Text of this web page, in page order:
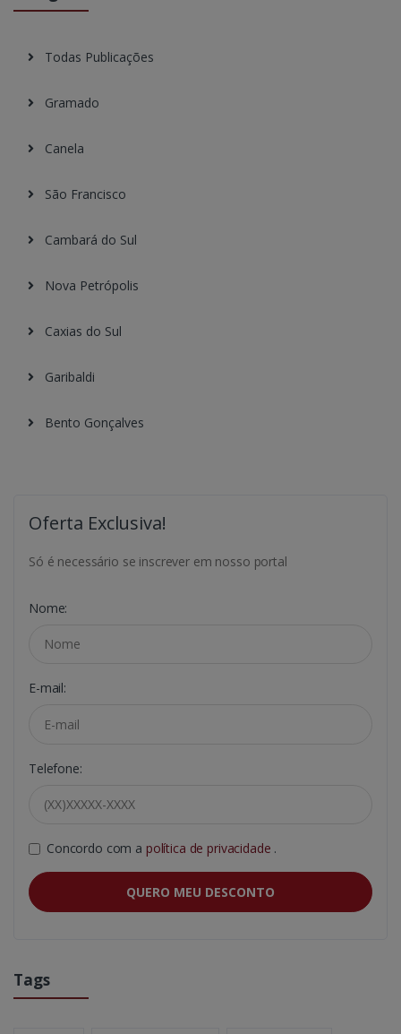
Todas Publicações
Gramado
Canela
São Francisco
Cambará do Sul
Nova Petrópolis
Caxias do Sul
Garibaldi
Bento Gonçalves
Oferta Exclusiva!
Só é necessário se inscrever em nosso portal
Nome:
E-mail:
Telefone:
Concordo com a política de privacidade .
QUERO MEU DESCONTO
Tags